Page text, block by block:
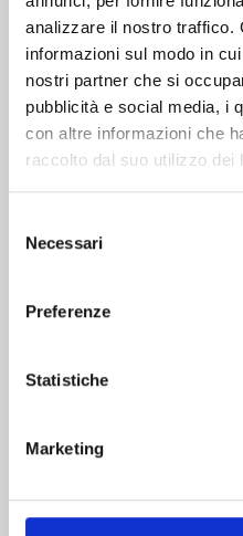
analizzare il nostro traffico.
informazioni sul modo in
nostri partner che si
pubblicità e social media, i
con altre informazioni che
raccolto dal suo utilizzo dei
delNecessari
Preferenze
Statistiche
Marketing
YU DEGLI
€ 5,90